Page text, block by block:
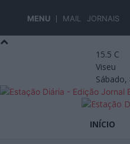
MENU MAIL JORNAIS
15.5 C
Viseu
INÍCIO